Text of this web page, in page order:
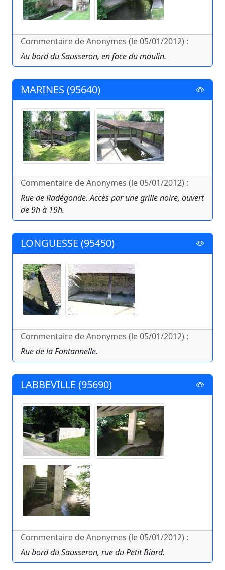
Commentaire de Anonymes (le 05/01/2012) :
Au bord du Sausseron, en face du moulin.
MARINES (95640)
Commentaire de Anonymes (le 05/01/2012) :
Rue de Radégonde. Accès par une grille noire, ouvert
de 9h à 19h.
LONGUESSE (95450)
Commentaire de Anonymes (le 05/01/2012) :
Rue de la Fontannelle.
LABBEVILLE (95690)
Commentaire de Anonymes (le 05/01/2012) :
Au bord du Sausseron, rue du Petit Biard.